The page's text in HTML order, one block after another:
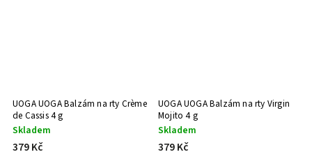
UOGA UOGA Balzám na rty Crème
de Cassis 4 g
Skladem
379 Kč
UOGA UOGA Balzám na rty Virgin
Mojito 4 g
Skladem
379 Kč